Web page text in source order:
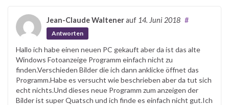
Jean-Claude Waltenerauf 14. Juni 2018 #
Antworten
Hallo ich habe einen neuen PC gekauft aber da ist das alte
Windows Fotoanzeige Programm einfach nicht zu
finden.Verschieden Bilder die ich dann anklicke öffnet das
Programm.Habe es versucht wie beschrieben aber da tut sich
echt nichts.Und dieses neue Programm zum anzeigen der
Bilder ist super Quatsch und ich finde es einfach nicht gut.Ich